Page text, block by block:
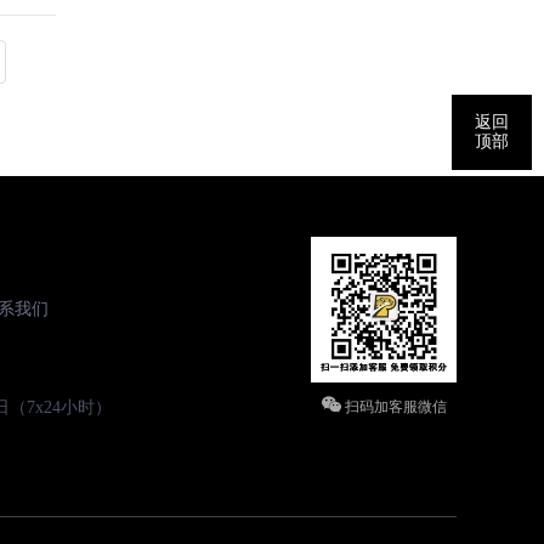
我们
7x24小时） 扫码加客服微信
返回
顶部